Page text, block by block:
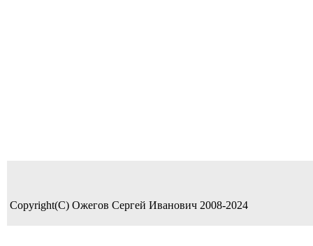
Copyright(C) Ожегов Сергей Иванович 2008-2024